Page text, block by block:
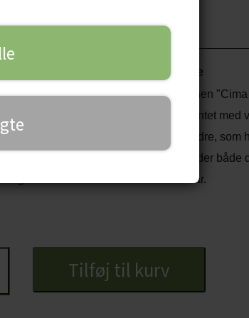
huse i Douro - halvflaske
fra 1715 og ligger i hjertet af regionen
210 hektar jord, hvoraf 145 er beplantet med
ligger også de enorme vinkældre, som
ud i verden. Quinta do Noval anvender både
af druerne ved fodkraft i store kar.
/ kar i 3 år Den har en klar ruby farve, duften
en god lang eftersmag.
Tilføj til kurv